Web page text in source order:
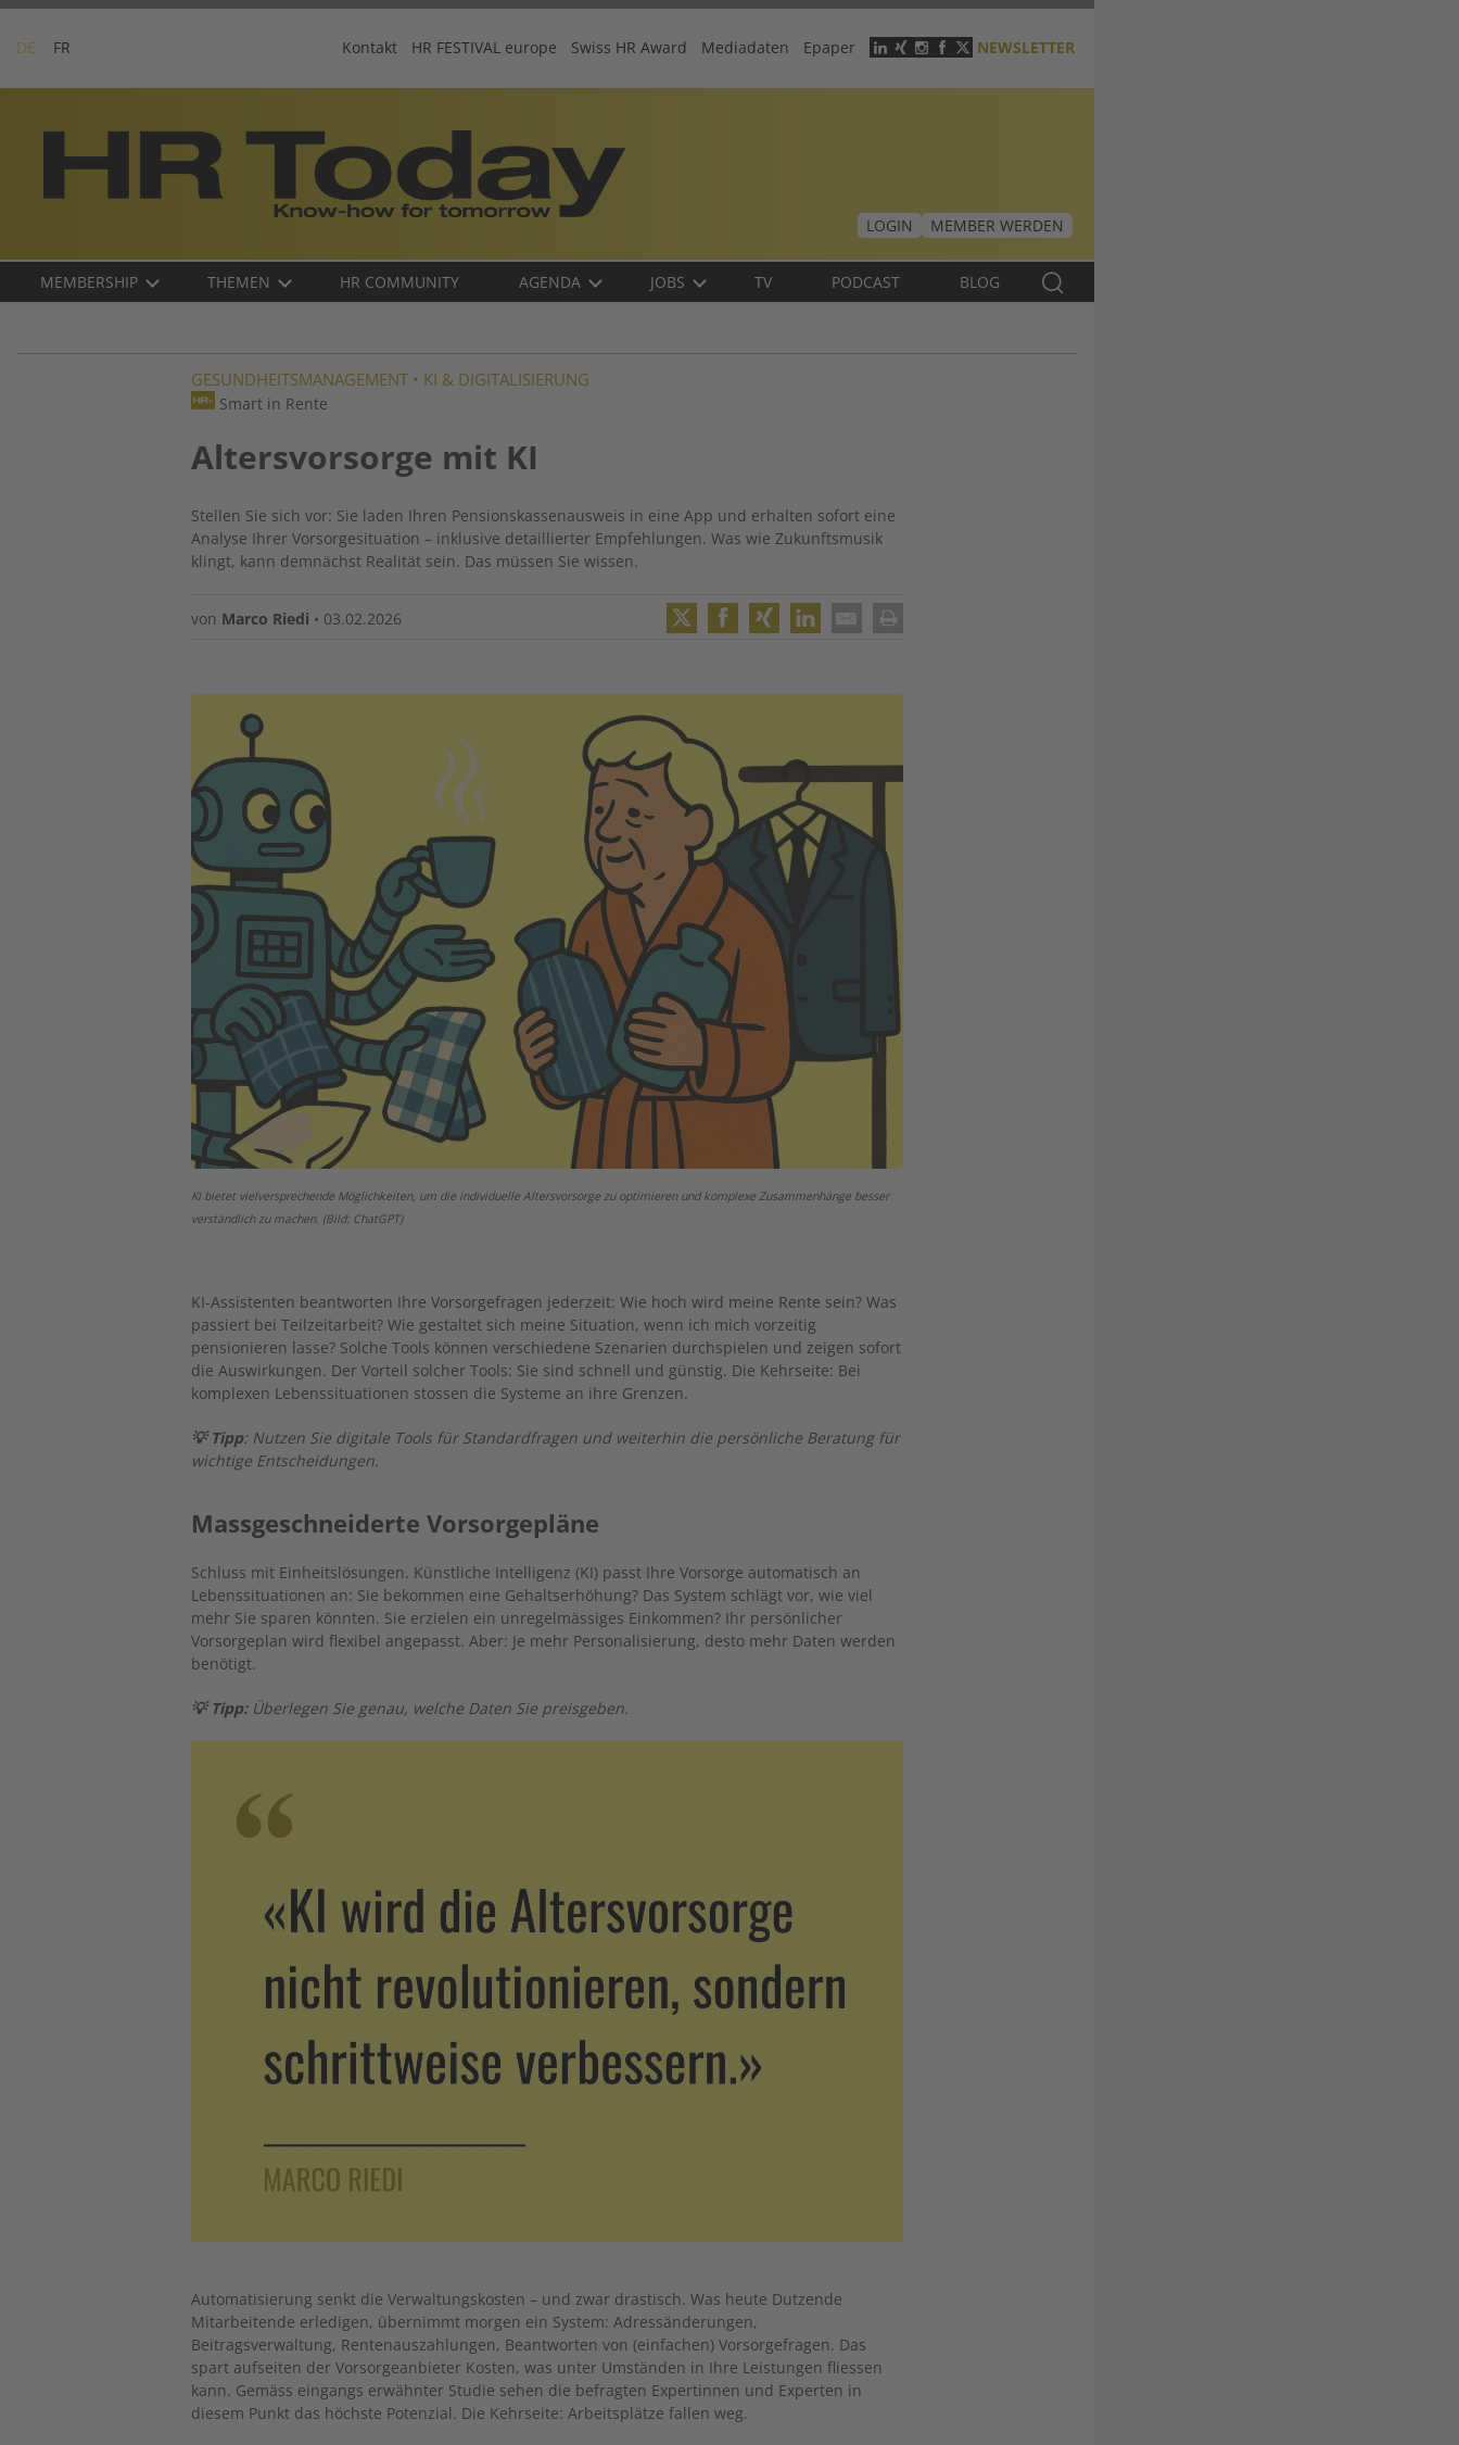
Skip
content
DE FR
Header
menu
Kontakt HR FESTIVAL europe Swiss HR Award Mediadaten Epaper NEWSLETTER
LOGIN
MEMBER WERDEN
Main
DE
MEMBERSHIP THEMEN HR COMMUNITY AGENDA JOBS TV PODCAST BLOG
GESUNDHEITSMANAGEMENT • KI & DIGITALISIERUNG
Smart in Rente
Altersvorsorge mit KI
Stellen Sie sich vor: Sie laden Ihren Pensionskassenausweis in eine App und erhalten sofort eine
Analyse Ihrer Vorsorgesituation – inklusive detaillierter Empfehlungen. Was wie Zukunftsmusik
klingt, kann demnächst Realität sein. Das müssen Sie wissen.
von Marco Riedi • 03.02.2026
KI bietet vielversprechende Möglichkeiten, um die individuelle Altersvorsorge zu optimieren und komplexe Zusammenhänge besser
verständlich zu machen. (Bild: ChatGPT)
KI-Assistenten beantworten Ihre Vorsorgefragen jederzeit: Wie hoch wird meine Rente sein? Was
passiert bei Teilzeitarbeit? Wie gestaltet sich meine Situation, wenn ich mich vorzeitig
pensionieren lasse? Solche Tools können verschiedene Szenarien durchspielen und zeigen sofort
die Auswirkungen. Der Vorteil solcher Tools: Sie sind schnell und günstig. Die Kehrseite: Bei
komplexen Lebenssituationen stossen die Systeme an ihre Grenzen.
💡 Tipp: Nutzen Sie digitale Tools für Standardfragen und weiterhin die persönliche Beratung für
wichtige Entscheidungen.
Massgeschneiderte Vorsorgepläne
Schluss mit Einheitslösungen. Künstliche Intelligenz (KI) passt Ihre Vorsorge automatisch an
Lebenssituationen an: Sie bekommen eine Gehaltserhöhung? Das System schlägt vor, wie viel
mehr Sie sparen könnten. Sie erzielen ein unregelmässiges Einkommen? Ihr persönlicher
Vorsorgeplan wird flexibel angepasst. Aber: Je mehr Personalisierung, desto mehr Daten werden
benötigt.
💡 Tipp: Überlegen Sie genau, welche Daten Sie preisgeben.
Automatisierung senkt die Verwaltungskosten – und zwar drastisch. Was heute Dutzende
Mitarbeitende erledigen, übernimmt morgen ein System: Adressänderungen,
Beitragsverwaltung, Rentenauszahlungen, Beantworten von (einfachen) Vorsorgefragen. Das
spart aufseiten der Vorsorgeanbieter Kosten, was unter Umständen in Ihre Leistungen fliessen
kann. Gemäss eingangs erwähnter Studie sehen die befragten Expertinnen und Experten in
diesem Punkt das höchste Potenzial. Die Kehrseite: Arbeitsplätze fallen weg.